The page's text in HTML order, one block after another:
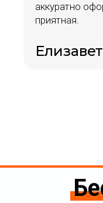
аккуратно
приятная.